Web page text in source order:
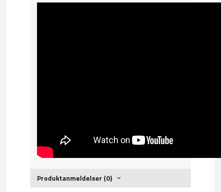
Produktanmeldelser (0)